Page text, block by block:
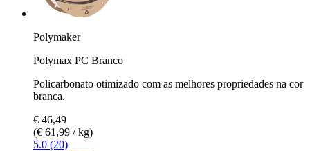
Polymaker
Polymax PC Branco
Policarbonato otimizado com as melhores propriedades na cor
branca.
€ 46,49
(€ 61,99 / kg)
5.0 (20)